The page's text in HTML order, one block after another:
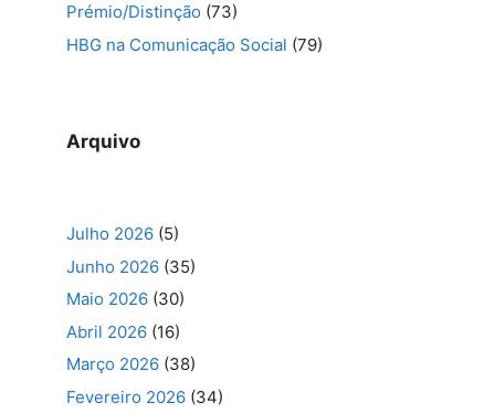
Prémio/Distinção (73)
HBG na Comunicação Social (79)
Arquivo
Julho 2026 (5)
Junho 2026 (35)
Maio 2026 (30)
Abril 2026 (16)
Março 2026 (38)
Fevereiro 2026 (34)